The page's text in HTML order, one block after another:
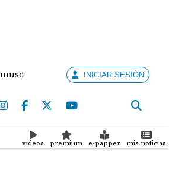
en la mujer? INICIAR SESIÓN
videos premium e-papper mis noticias